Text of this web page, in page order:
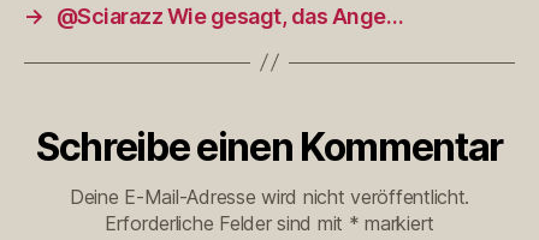
→
@Sciarazz Wie gesagt, das Ange…
Schreibe einen Kommentar
Deine E-Mail-Adresse wird nicht veröffentlicht.
Erforderliche Felder sind mit * markiert